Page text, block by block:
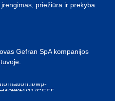
priežiūra ir prekyba.
Gefran SpA kompanijos